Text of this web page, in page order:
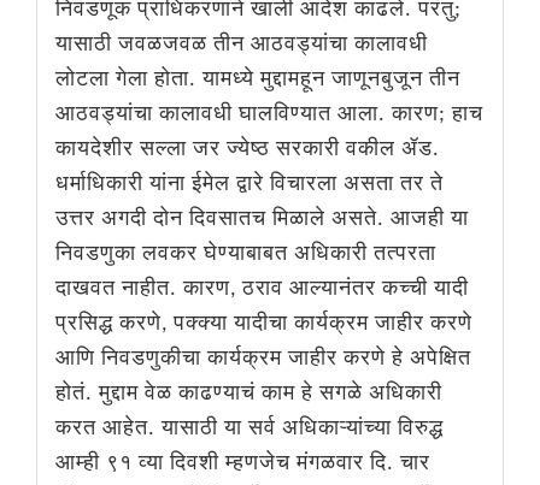
निवडणूक प्राधिकरणाने खाली आदेश काढले. परंतु;
यासाठी जवळजवळ तीन आठवड्यांचा कालावधी
लोटला गेला होता. यामध्ये मुद्दामहून जाणूनबुजून तीन
आठवड्यांचा कालावधी घालविण्यात आला. कारण; हाच
कायदेशीर सल्ला जर ज्येष्ठ सरकारी वकील ॲड.
धर्माधिकारी यांना ईमेल द्वारे विचारला असता तर ते
उत्तर अगदी दोन दिवसातच मिळाले असते. आजही या
निवडणुका लवकर घेण्याबाबत अधिकारी तत्परता
दाखवत नाहीत. कारण, ठराव आल्यानंतर कच्ची यादी
प्रसिद्ध करणे, पक्क्या यादीचा कार्यक्रम जाहीर करणे
आणि निवडणुकीचा कार्यक्रम जाहीर करणे हे अपेक्षित
होतं. मुद्दाम वेळ काढण्याचं काम हे सगळे अधिकारी
करत आहेत. यासाठी या सर्व अधिकाऱ्यांच्या विरुद्ध
आम्ही ९१ व्या दिवशी म्हणजेच मंगळवार दि. चार